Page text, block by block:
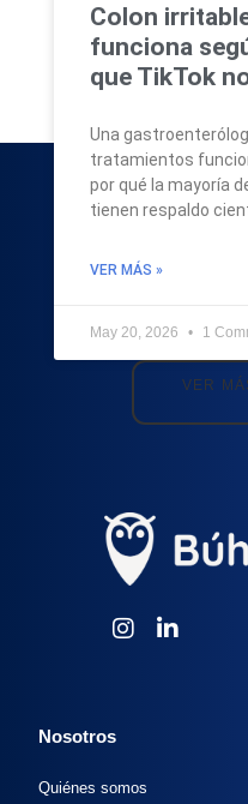
Colon
funciona
que TikTok
Una
tratamientos
por qué la mayoría
tienen respaldo
VER MÁS »
May 20, 2026 1
VER
Nosotros
Quiénes somos